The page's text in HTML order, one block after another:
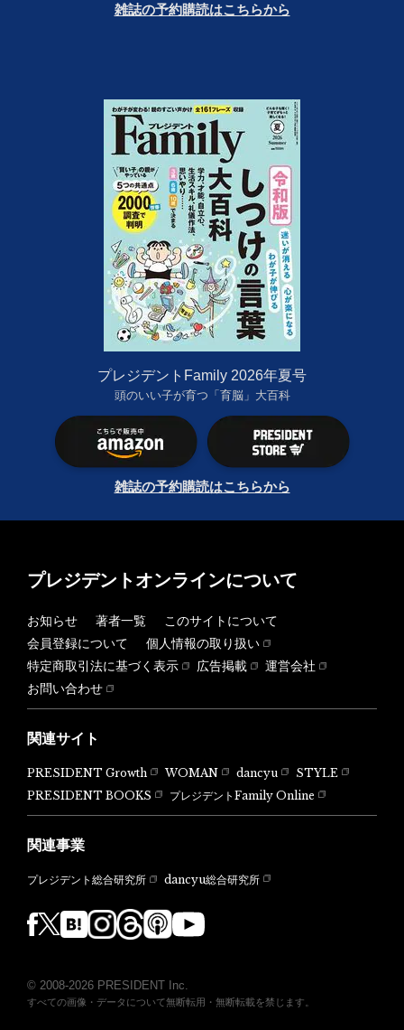
雑誌の予約購読はこちらから
プレジデントFamily 2026年夏号
頭のいい子が育つ「育脳」大百科
雑誌の予約購読はこちらから
プレジデントオンラインについて
お知らせ 著者一覧
このサイトについて
会員登録について
個人情報の取り扱い
特定商取引法に基づく表示
広告掲載
運営会社
お問い合わせ
関連サイト
PRESIDENT Growth WOMAN dancyu
STYLE
PRESIDENT BOOKS
プレジデントFamily Online
関連事業
プレジデント総合研究所 dancyu総合研究所
© 2008-2026 PRESIDENT Inc.
すべての画像・データについて無断転用・無断転載を禁じます。